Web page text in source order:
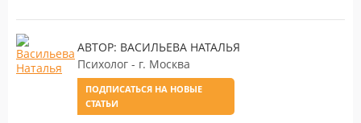
АВТОР: ВАСИЛЬЕВА НАТАЛЬЯ
Психолог - г. Москва
ПОДПИСАТЬСЯ НА НОВЫЕ
СТАТЬИ